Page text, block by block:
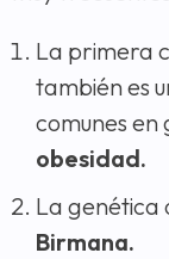
La primera
también es
comunes en
obesidad.
La genética
Birmana.